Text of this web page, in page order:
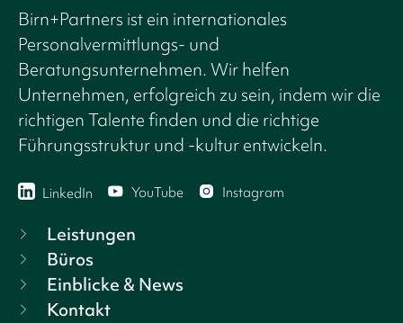
Birn+Partners ist ein internationales
Personalvermittlungs- und
Beratungsunternehmen. Wir helfen
Unternehmen, erfolgreich zu sein, indem wir die
richtigen Talente finden und die richtige
Führungsstruktur und -kultur entwickeln.
LinkedIn YouTube Instagram
Leistungen
Büros
Einblicke & News
Kontakt